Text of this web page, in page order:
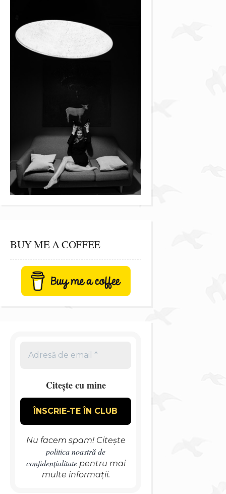
BUY ME A COFFEE
Citește cu mine
Nu facem spam! Citește
politica noastră de
confidențialitatepentru mai
multe informații.